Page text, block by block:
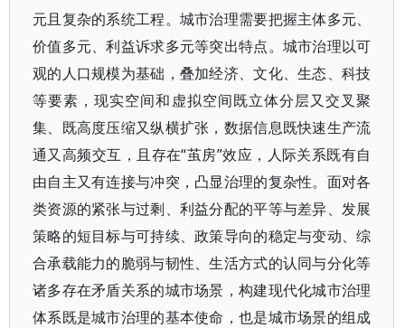
元且复杂的系统工程。城市治理需要把握主体多元、
价值多元、利益诉求多元等突出特点。城市治理以可
观的人口规模为基础，叠加经济、文化、生态、科技
等要素，现实空间和虚拟空间既立体分层又交叉聚
集、既高度压缩又纵横扩张，数据信息既快速生产流
通又高频交互，且存在“茧房”效应，人际关系既有自
由自主又有连接与冲突，凸显治理的复杂性。面对各
类资源的紧张与过剩、利益分配的平等与差异、发展
策略的短目标与可持续、政策导向的稳定与变动、综
合承载能力的脆弱与韧性、生活方式的认同与分化等
诸多存在矛盾关系的城市场景，构建现代化城市治理
体系既是城市治理的基本使命，也是城市场景的组成